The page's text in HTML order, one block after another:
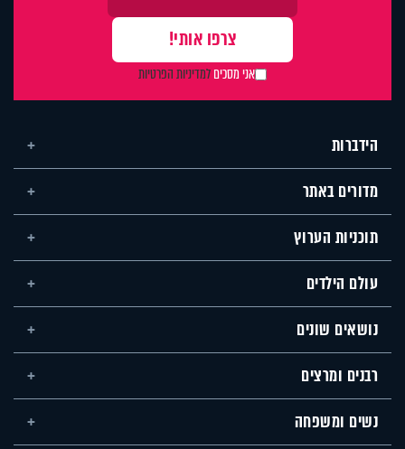
אני מסכיםלמדיניות הפרטיות
הידברות
מדורים באתר
תוכניות הערוץ
עולם הילדים
נושאים שונים
רבנים ומרצים
נשים ומשפחה